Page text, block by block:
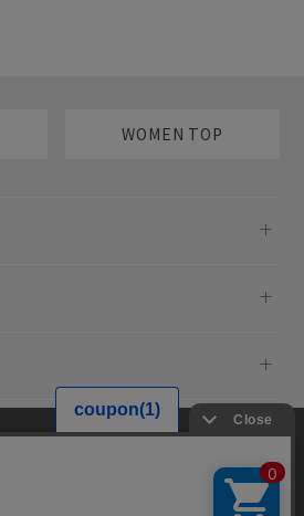
WOMEN TOP
およびコンテンツの最適な提供、トラフィ
を使用しています。サイトの閲覧を継続